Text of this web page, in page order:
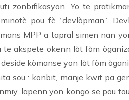
zonbifikasyon. Yo te
pou fè ‘’devlòpman’’.
MPP a tapral simen nan
te akspete okenn lòt fòm
kòmanse yon lòt fòm
sou : konbit, manje kwit pa
lapenn yon kongo se pou